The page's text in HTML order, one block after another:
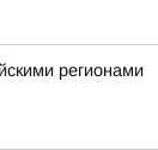
регионами